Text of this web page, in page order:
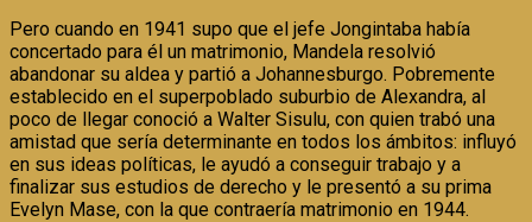
Pero cuando en 1941 supo que el jefe Jongintaba había
concertado para él un matrimonio, Mandela resolvió
abandonar su aldea y partió a Johannesburgo. Pobremente
establecido en el superpoblado suburbio de Alexandra, al
poco de llegar conoció a Walter Sisulu, con quien trabó una
amistad que sería determinante en todos los ámbitos: influyó
en sus ideas políticas, le ayudó a conseguir trabajo y a
finalizar sus estudios de derecho y le presentó a su prima
Evelyn Mase, con la que contraería matrimonio en 1944.